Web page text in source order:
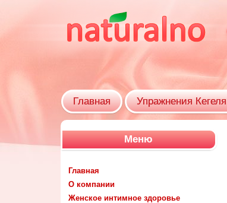
Главная Упражнения Кегеля
Меню
Главная
О компании
Женское интимное здоровье